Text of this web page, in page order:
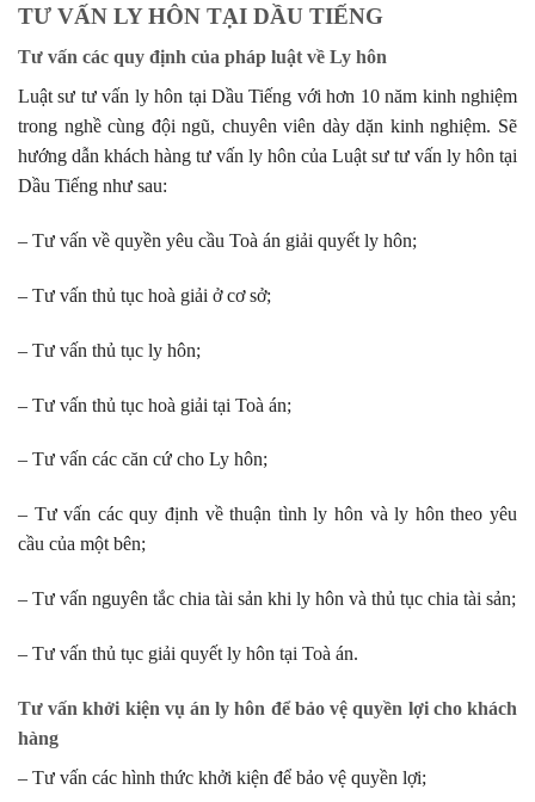
TƯ VẤN LY HÔN TẠI DẦU TIẾNG
Tư vấn các quy định của pháp luật về Ly hôn
Luật sư tư vấn ly hôn tại Dầu Tiếng với hơn 10 năm kinh nghiệm
trong nghề cùng đội ngũ, chuyên viên dày dặn kinh nghiệm. Sẽ
hướng dẫn khách hàng tư vấn ly hôn của Luật sư tư vấn ly hôn tại
Dầu Tiếng như sau:
– Tư vấn về quyền yêu cầu Toà án giải quyết ly hôn;
– Tư vấn thủ tục hoà giải ở cơ sở;
– Tư vấn thủ tục ly hôn;
– Tư vấn thủ tục hoà giải tại Toà án;
– Tư vấn các căn cứ cho Ly hôn;
– Tư vấn các quy định về thuận tình ly hôn và ly hôn theo yêu
cầu của một bên;
– Tư vấn nguyên tắc chia tài sản khi ly hôn và thủ tục chia tài sản;
– Tư vấn thủ tục giải quyết ly hôn tại Toà án.
Tư vấn khởi kiện vụ án ly hôn để bảo vệ quyền lợi cho khách
hàng
– Tư vấn các hình thức khởi kiện để bảo vệ quyền lợi;